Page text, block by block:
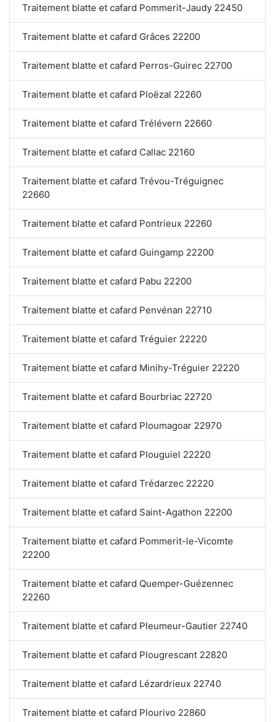
Traitement blatte et cafard Pommerit-Jaudy 22450
Traitement blatte et cafard Grâces 22200
Traitement blatte et cafard Perros-Guirec 22700
Traitement blatte et cafard Ploëzal 22260
Traitement blatte et cafard Trélévern 22660
Traitement blatte et cafard Callac 22160
Traitement blatte et cafard Trévou-Tréguignec
22660
Traitement blatte et cafard Pontrieux 22260
Traitement blatte et cafard Guingamp 22200
Traitement blatte et cafard Pabu 22200
Traitement blatte et cafard Penvénan 22710
Traitement blatte et cafard Tréguier 22220
Traitement blatte et cafard Minihy-Tréguier 22220
Traitement blatte et cafard Bourbriac 22720
Traitement blatte et cafard Ploumagoar 22970
Traitement blatte et cafard Plouguiel 22220
Traitement blatte et cafard Trédarzec 22220
Traitement blatte et cafard Saint-Agathon 22200
Traitement blatte et cafard Pommerit-le-Vicomte
22200
Traitement blatte et cafard Quemper-Guézennec
22260
Traitement blatte et cafard Pleumeur-Gautier 22740
Traitement blatte et cafard Plougrescant 22820
Traitement blatte et cafard Lézardrieux 22740
Traitement blatte et cafard Plourivo 22860